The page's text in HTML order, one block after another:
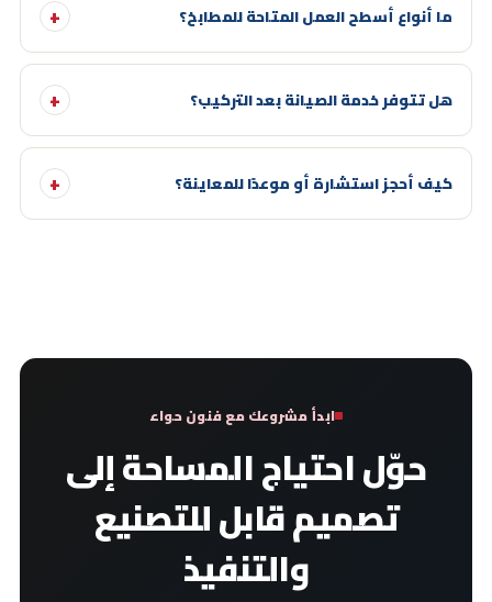
ما أنواع أسطح العمل المتاحة للمطابخ؟
هل تتوفر خدمة الصيانة بعد التركيب؟
كيف أحجز استشارة أو موعدًا للمعاينة؟
ابدأ مشروعك مع فنون حواء
حوّل احتياج المساحةإلى
تصميم قابل للتصنيع
والتنفيذ